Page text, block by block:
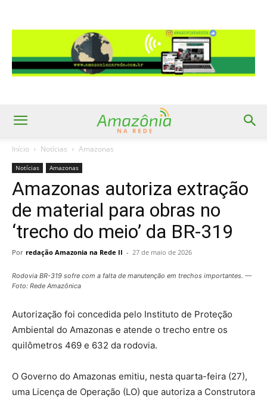
Início Notícias Amazonas
Notícias Amazonas
Amazonas autoriza extração
de material para obras no
‘trecho do meio’ da BR-319
Por redação Amazonia na Rede II - 27 de maio de 2026
Rodovia BR-319 sofre com a falta de manutenção em trechos importantes. —
Foto: Rede Amazônica
Autorização foi concedida pelo Instituto de Proteção
Ambiental do Amazonas e atende o trecho entre os
quilômetros 469 e 632 da rodovia.
O Governo do Amazonas emitiu, nesta quarta-feira (27),
uma Licença de Operação (LO) que autoriza a Construtora